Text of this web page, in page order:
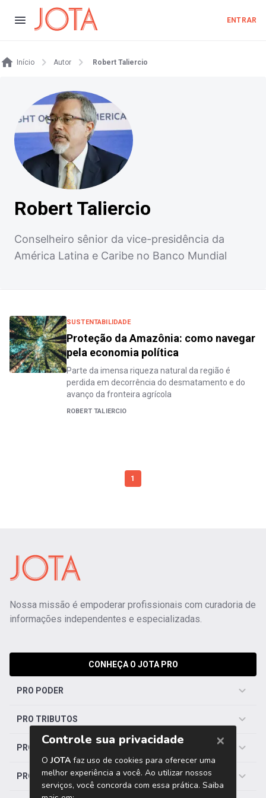
ENTRAR
Início Autor Robert Taliercio
Robert Taliercio
Conselheiro sênior da vice-presidência da
América Latina e Caribe no Banco Mundial
SUSTENTABILIDADE
Proteção da Amazônia: como navegar
pela economia política
Parte da imensa riqueza natural da região é
perdida em decorrência do desmatamento e do
avanço da fronteira agrícola
ROBERT TALIERCIO
1
Nossa missão é empoderar profissionais com curadoria de
informações independentes e especializadas.
CONHEÇA O JOTA PRO
PRO PODER
PRO TRIBUTOS
PRO TRABALHISTA
PRO SAÚDE